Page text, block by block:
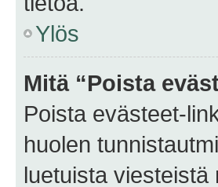
Ylös
Mitä “Poista
Poista evästeet-
huolen
luetuista viesteistä